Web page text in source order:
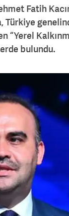
Fatih
Türkiye
“Yerel
bulundu.